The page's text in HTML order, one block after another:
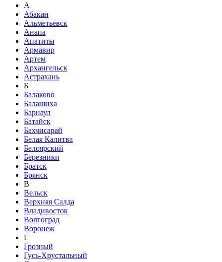
А
Абакан
Альметьевск
Анапа
Апатиты
Армавир
Артем
Архангельск
Астрахань
Б
Балаково
Балашиха
Барнаул
Батайск
Бахчисарай
Белая Калитва
Белоярский
Березники
Братск
Брянск
В
Вельск
Верхняя Салда
Владивосток
Волгоград
Воронеж
Г
Грозный
Гусь-Хрустальный